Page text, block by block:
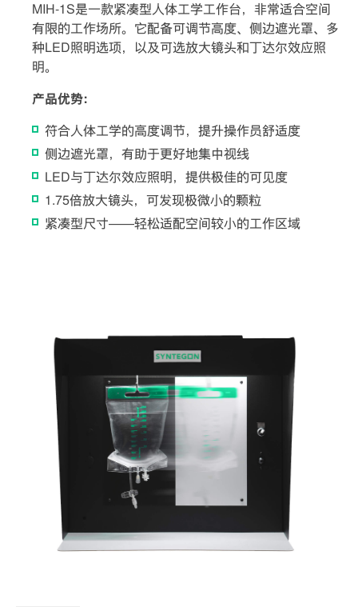
MIH-1S是一款紧凑型人体工学工作台，非常适合空间
有限的工作场所。它配备可调节高度、侧边遮光罩、多
种LED照明选项，以及可选放大镜头和丁达尔效应照
明。
产品优势：
符合人体工学的高度调节，提升操作员舒适度
侧边遮光罩，有助于更好地集中视线
LED与丁达尔效应照明，提供极佳的可见度
1.75倍放大镜头，可发现极微小的颗粒
紧凑型尺寸——轻松适配空间较小的工作区域